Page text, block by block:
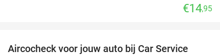
€14,95
Aircocheck voor jouw auto bij Car Service